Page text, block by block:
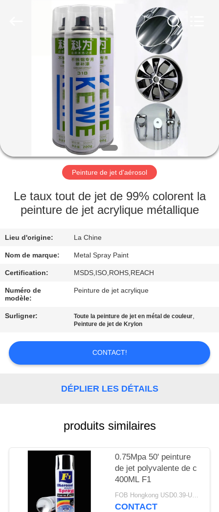
MAISON
PRODUITS
DE
NOUS
VISITE
D'USINE
CONTRÔLE
DE
QUALITÉ
CONTACTEZ-
NOUS
DEMANDEZ
UNE
CITATION
SITE
PRIVACY
POLICY
Peinture de jet d'aérosol
Le taux tout de jet de 99% colorent la
peinture de jet acrylique métallique
Lieu d'origine: La Chine
Nom de marque: Metal Spray Paint
Certification: MSDS,ISO,ROHS,REACH
Numéro de
modèle:
Peinture de jet acrylique
Surligner: Toute la peinture de jet en métal de couleur,
Peinture de jet de Krylon
CONTACT!
DÉPLIER LES DÉTAILS
produits similaires
0.75Mpa 50' peinture
de jet polyvalente de c
400ML F1
FOB Hongkong USD0.39-USD0.59 per piece MOQ:12000pcs/500ctns
CONTACT